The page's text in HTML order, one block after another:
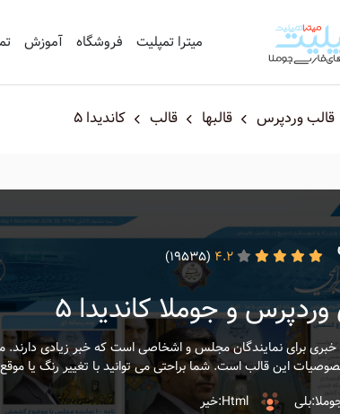
میترا تمپلیت فروشگاه آموزش
قالب وردپرس قالبها قالب کاندیدا 5
4.2
(19535)
و جوملا کاندیدا 5
برای نمایندگان مجلس و اشخاصی است که خبر زیادی دارند.
این قالب است. شما براحتی می توانید با تغییر رنگ یا موقع
Html:خیر